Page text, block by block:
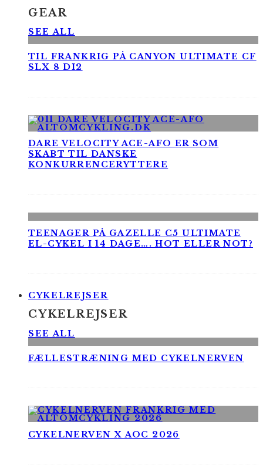
GEAR
SEE ALL
TIL FRANKRIG PÅ CANYON ULTIMATE CF
SLX 8 DI2
DARE VELOCITY ACE-AFO ER SOM
SKABT TIL DANSKE
KONKURRENCERYTTERE
TEENAGER PÅ GAZELLE C5 ULTIMATE
EL-CYKEL I 14 DAGE…. HOT ELLER NOT?
CYKELREJSER
CYKELREJSER
SEE ALL
FÆLLESTRÆNING MED CYKELNERVEN
CYKELNERVEN X AOC 2026